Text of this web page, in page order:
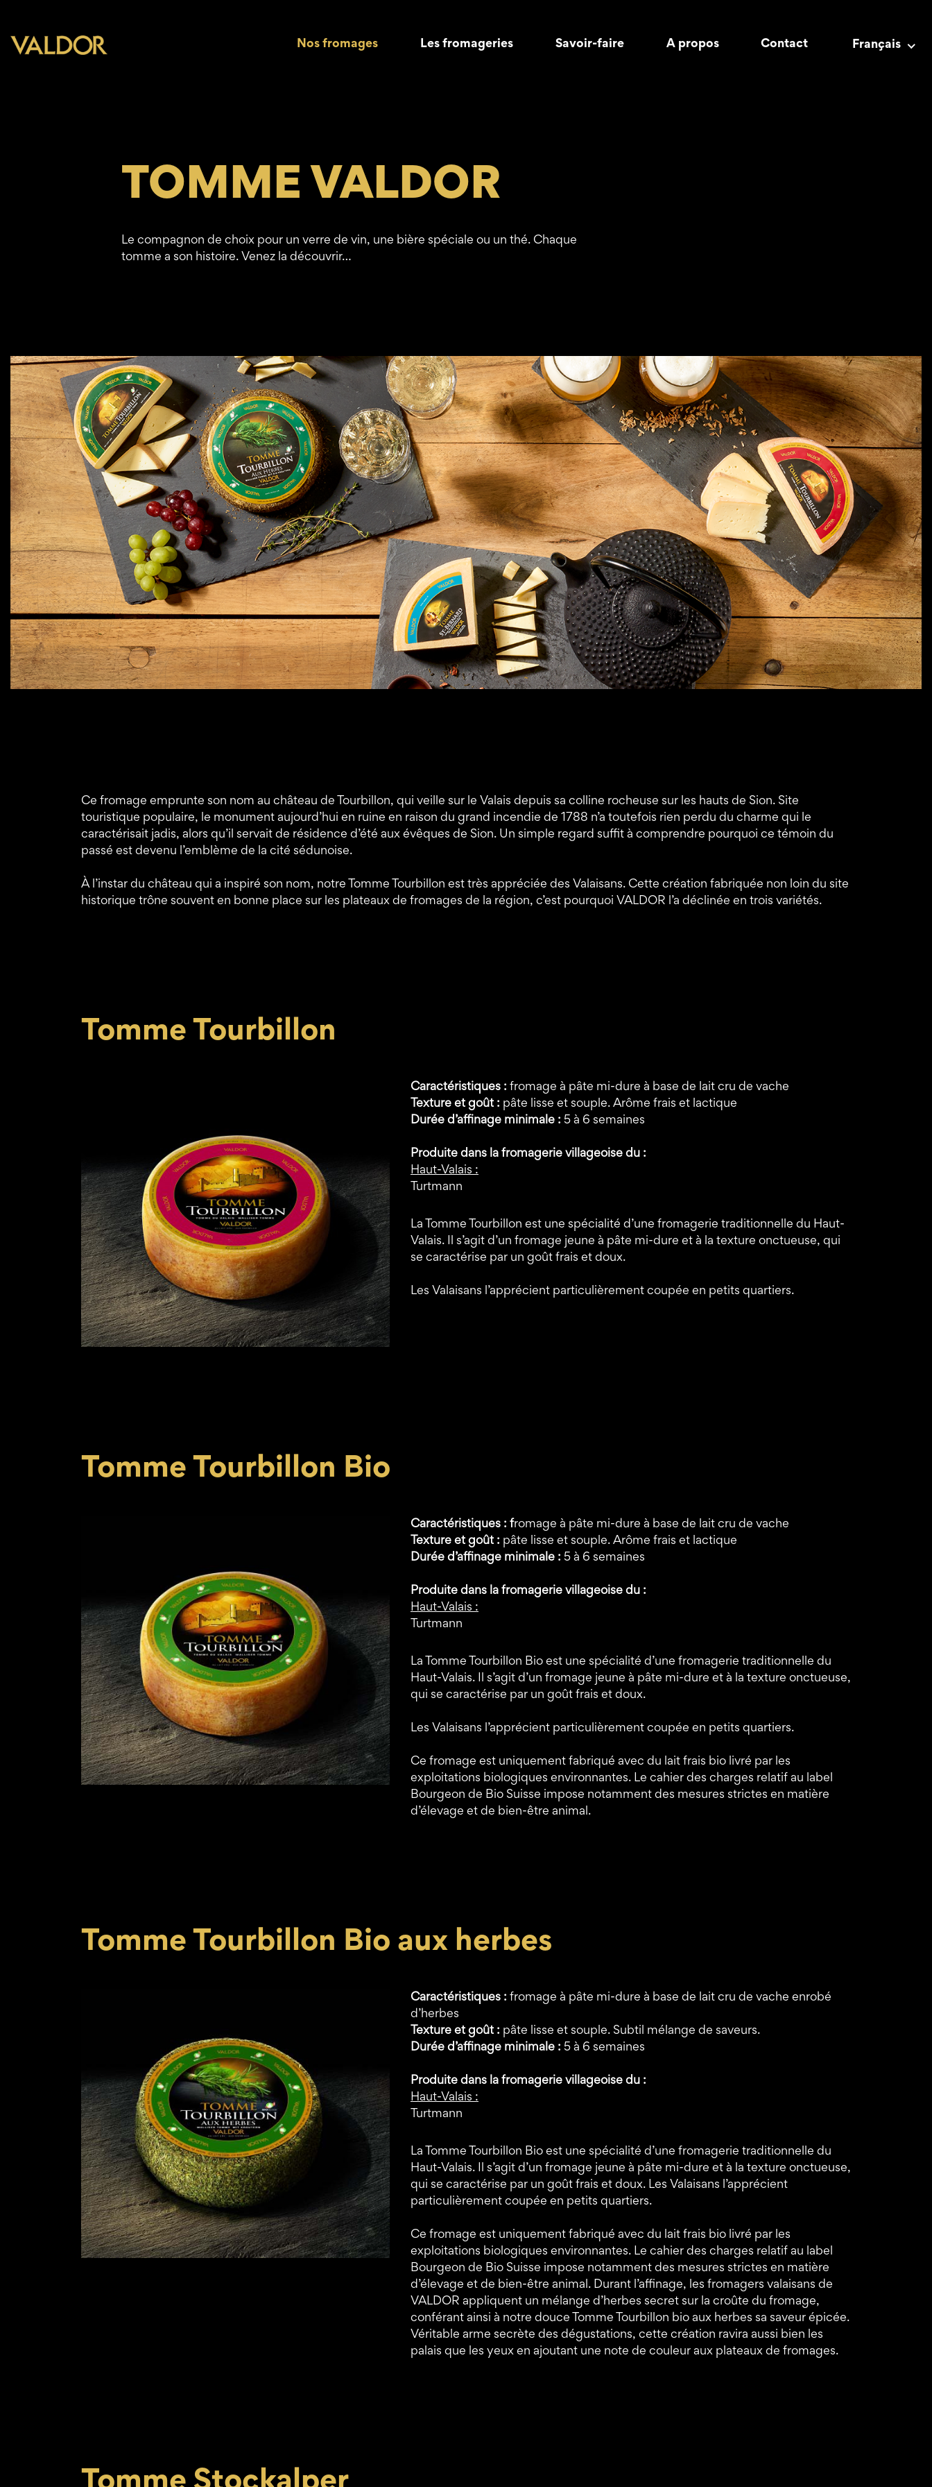
Nos fromages Les fromageries Savoir-faire A propos Contact Français
TOMME VALDOR
Le compagnon de choix pour un verre de vin, une bière spéciale ou un thé. Chaque
tomme a son histoire. Venez la découvrir…
Ce fromage emprunte son nom au château de Tourbillon, qui veille sur le Valais depuis sa colline rocheuse sur les hauts de Sion. Site
touristique populaire, le monument aujourd’hui en ruine en raison du grand incendie de 1788 n’a toutefois rien perdu du charme qui le
caractérisait jadis, alors qu’il servait de résidence d’été aux évêques de Sion. Un simple regard suffit à comprendre pourquoi ce témoin du
passé est devenu l’emblème de la cité sédunoise.
À l’instar du château qui a inspiré son nom, notre Tomme Tourbillon est très appréciée des Valaisans. Cette création fabriquée non loin du site
historique trône souvent en bonne place sur les plateaux de fromages de la région, c’est pourquoi VALDOR l’a déclinée en trois variétés.
Tomme Tourbillon
Caractéristiques : fromage à pâte mi-dure à base de lait cru de vache
Texture et goût : pâte lisse et souple. Arôme frais et lactique
Durée d’affinage minimale : 5 à 6 semaines
Produite dans la fromagerie villageoise du :
Haut-Valais :
Turtmann
La Tomme Tourbillon est une spécialité d’une fromagerie traditionnelle du Haut-
Valais. Il s’agit d’un fromage jeune à pâte mi-dure et à la texture onctueuse, qui
se caractérise par un goût frais et doux.
Les Valaisans l’apprécient particulièrement coupée en petits quartiers.
Tomme Tourbillon Bio
Caractéristiques : fromage à pâte mi-dure à base de lait cru de vache
Texture et goût : pâte lisse et souple. Arôme frais et lactique
Durée d’affinage minimale : 5 à 6 semaines
Produite dans la fromagerie villageoise du :
Haut-Valais :
Turtmann
La Tomme Tourbillon Bio est une spécialité d’une fromagerie traditionnelle du
Haut-Valais. Il s’agit d’un fromage jeune à pâte mi-dure et à la texture onctueuse,
qui se caractérise par un goût frais et doux.
Les Valaisans l’apprécient particulièrement coupée en petits quartiers.
Ce fromage est uniquement fabriqué avec du lait frais bio livré par les
exploitations biologiques environnantes. Le cahier des charges relatif au label
Bourgeon de Bio Suisse impose notamment des mesures strictes en matière
d’élevage et de bien-être animal.
Tomme Tourbillon Bio aux herbes
Caractéristiques : fromage à pâte mi-dure à base de lait cru de vache enrobé
d’herbes
Texture et goût : pâte lisse et souple. Subtil mélange de saveurs.
Durée d’affinage minimale : 5 à 6 semaines
Produite dans la fromagerie villageoise du :
Haut-Valais :
Turtmann
La Tomme Tourbillon Bio est une spécialité d’une fromagerie traditionnelle du
Haut-Valais. Il s’agit d’un fromage jeune à pâte mi-dure et à la texture onctueuse,
qui se caractérise par un goût frais et doux. Les Valaisans l’apprécient
particulièrement coupée en petits quartiers.
Ce fromage est uniquement fabriqué avec du lait frais bio livré par les
exploitations biologiques environnantes. Le cahier des charges relatif au label
Bourgeon de Bio Suisse impose notamment des mesures strictes en matière
d’élevage et de bien-être animal. Durant l’affinage, les fromagers valaisans de
VALDOR appliquent un mélange d’herbes secret sur la croûte du fromage,
conférant ainsi à notre douce Tomme Tourbillon bio aux herbes sa saveur épicée.
Véritable arme secrète des dégustations, cette création ravira aussi bien les
palais que les yeux en ajoutant une note de couleur aux plateaux de fromages.